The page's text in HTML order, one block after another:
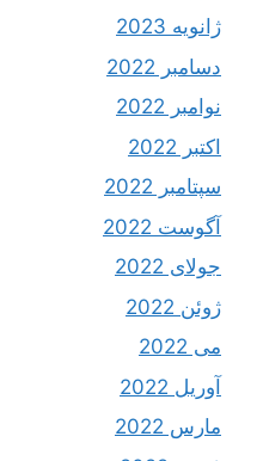
ژانویه 2023
دسامبر 2022
نوامبر 2022
اکتبر 2022
سپتامبر 2022
آگوست 2022
جولای 2022
ژوئن 2022
می 2022
آوریل 2022
مارس 2022